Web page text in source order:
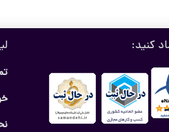
کنید: